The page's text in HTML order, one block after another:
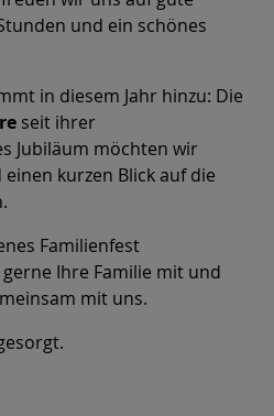
und ein schönes
in diesem Jahr hinzu: Die
seit ihrer
Jubiläum möchten wir
kurzen Blick auf die
Familienfest
Ihre Familie mit und
mit uns.